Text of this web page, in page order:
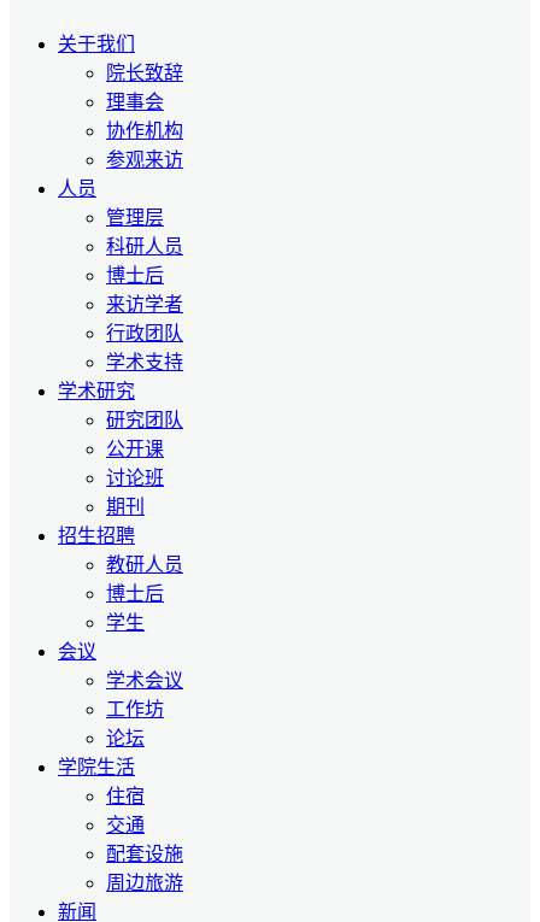
关于我们
院长致辞
理事会
协作机构
参观来访
人员
管理层
科研人员
博士后
来访学者
行政团队
学术支持
学术研究
研究团队
公开课
讨论班
期刊
招生招聘
教研人员
博士后
学生
会议
学术会议
工作坊
论坛
学院生活
住宿
交通
配套设施
周边旅游
新闻